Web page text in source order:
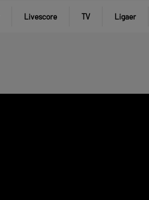
Livescore TV Ligaer